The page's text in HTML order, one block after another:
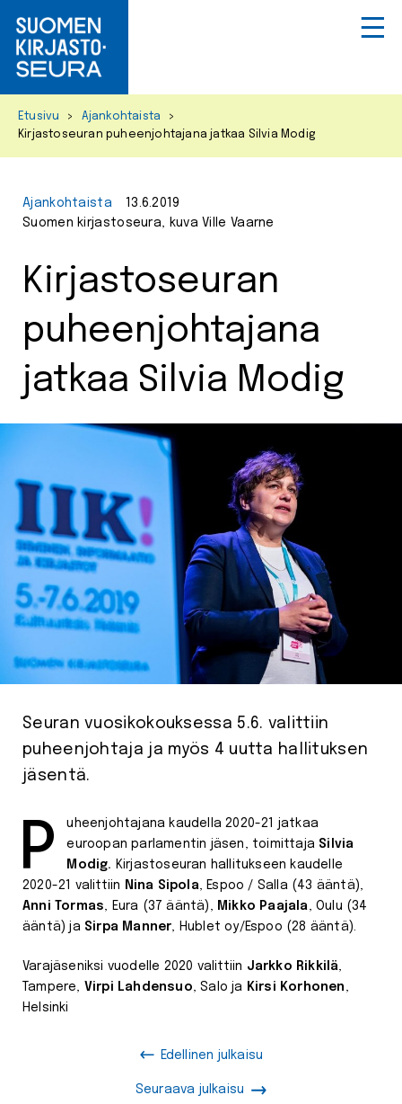
Etusivu > Ajankohtaista
>
Kirjastoseuran puheenjohtajana jatkaa Silvia Modig
Ajankohtaista
13.6.2019
Suomen kirjastoseura, kuva Ville Vaarne
Kirjastoseuran
puheenjohtajana
jatkaa Silvia Modig
Seuran vuosikokouksessa 5.6. valittiin
puheenjohtaja ja myös 4 uutta hallituksen
jäsentä.
Puheenjohtajana kaudella 2020-21 jatkaa euroopan parlamentin jäsen, toimittaja Silvia
Modig. Kirjastoseuran hallitukseen kaudelle
2020-21 valittiin
Nina Sipola, Espoo / Salla (43 ääntä),
Anni Tormas, Eura (37 ääntä), Mikko Paajala, Oulu (34
ääntä) ja Sirpa Manner, Hublet oy/Espoo (28 ääntä).
Varajäseniksi vuodelle 2020 valittiin Jarkko Rikkilä,
Tampere, Virpi Lahdensuo, Salo ja Kirsi Korhonen ,
Helsinki
Edellinen julkaisu
Seuraava julkaisu